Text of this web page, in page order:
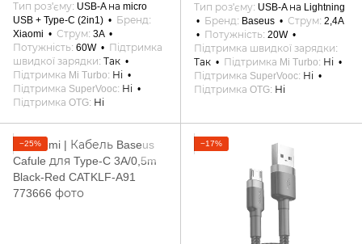
Тип роз'єму USB-A на micro
USB + Type-C (2in1)
Бренд
Xiaomi
Струм 3A
Потужність 60W
Підтримка
швидкої зарядки Так
Підтримка Mi Turbo
Ні
Підтримка SuperVooc Ні
Підтримка OTG Ні
Тип роз'єму USB-A на Lightning
Бренд Baseus Струм 2,4A
Потужність 20W
Підтримка швидкої зарядки
Так
Підтримка Mi Turbo
Ні
Підтримка SuperVooc Ні
Підтримка OTG Ні
−25% −17%